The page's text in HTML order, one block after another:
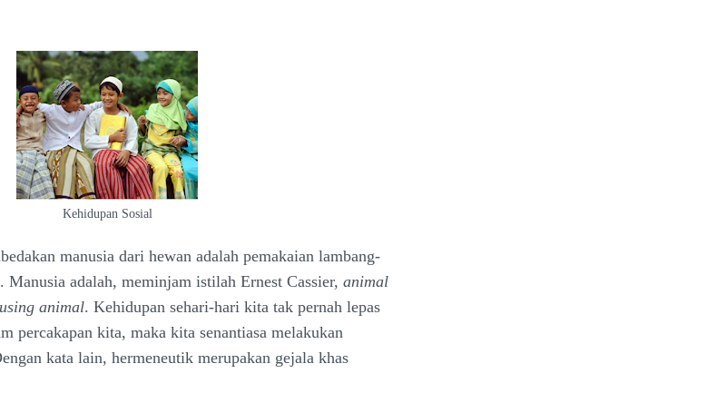
Kehidupan Sosial
manusia dari hewan adalah pemakaian lambang-
Manusia adalah, meminjam istilah Ernest Cassier, animal
animal. Kehidupan sehari-hari kita tak pernah lepas
percakapan kita, maka kita senantiasa melakukan
kata lain, hermeneutik merupakan gejala khas